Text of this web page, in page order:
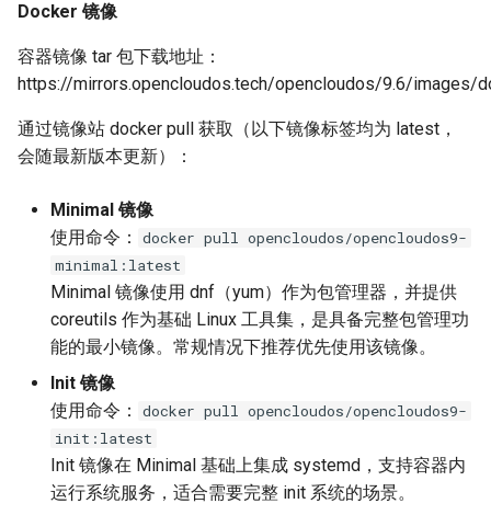
3.2.3 Agent 容器
4. 编程语言与运行时
golang 1.25.8
nodejs 20.20.0
php 8.3.20
Java（KonaJDK）
java-8-konajdk 8.0.25
java-11-konajdk 11.0.30
Docker 镜像
容器镜像 tar 包下载地址：
https://mirrors.opencloudos.tech/opencloudos/9.6/images/
通过镜像站 docker pull 获取（以下镜像标签均为 latest，
会随最新版本更新）：
Minimal 镜像
使用命令：
docker pull opencloudos/opencloudos9-
minimal:latest
Minimal 镜像使用 dnf（yum）作为包管理器，并提供
coreutils 作为基础 Linux 工具集，是具备完整包管理功
能的最小镜像。常规情况下推荐优先使用该镜像。
Init 镜像
使用命令：
docker pull opencloudos/opencloudos9-
init:latest
Init 镜像在 Minimal 基础上集成 systemd，支持容器内
运行系统服务，适合需要完整 init 系统的场景。